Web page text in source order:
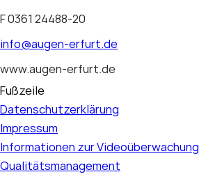
F 0361 24488-20
info@augen-erfurt.de
www.augen-erfurt.de
Fußzeile
Datenschutzerklärung
Impressum
Informationen zur Videoüberwachung
Qualitätsmanagement